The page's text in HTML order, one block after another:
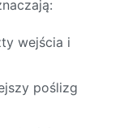
wejścia i
poślizg